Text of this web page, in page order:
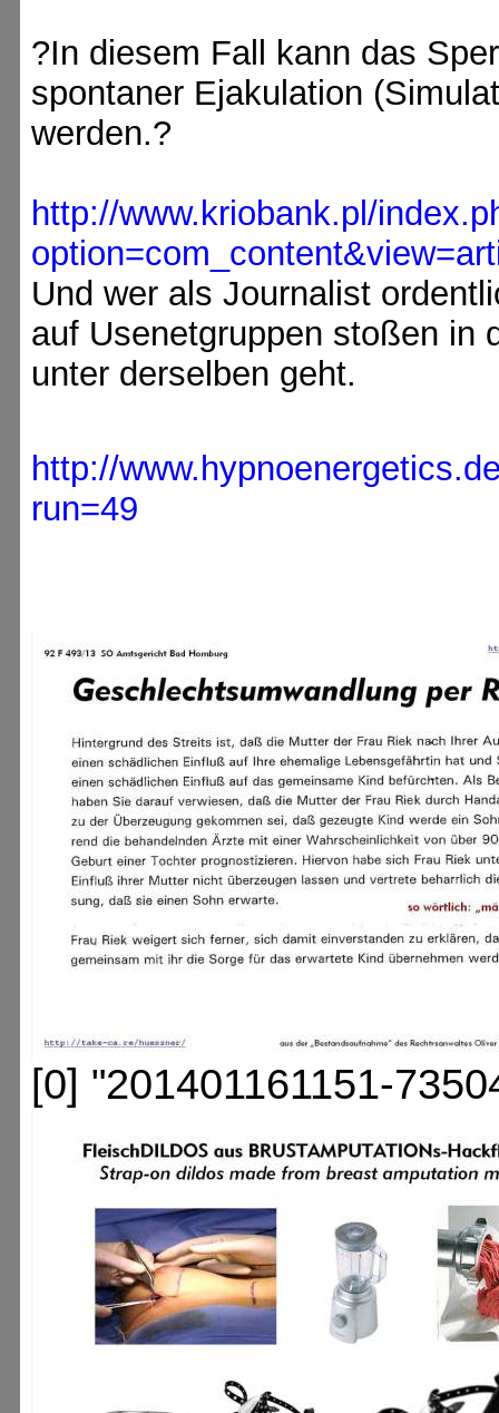
?In diesem Fall kann das
spontaner Ejakulation
werden.?
http://www.kriobank.pl/
Und wer als Journalist
auf Usenetgruppen stoßen in
unter derselben geht.
http://
run=49
[0] "201401161151-